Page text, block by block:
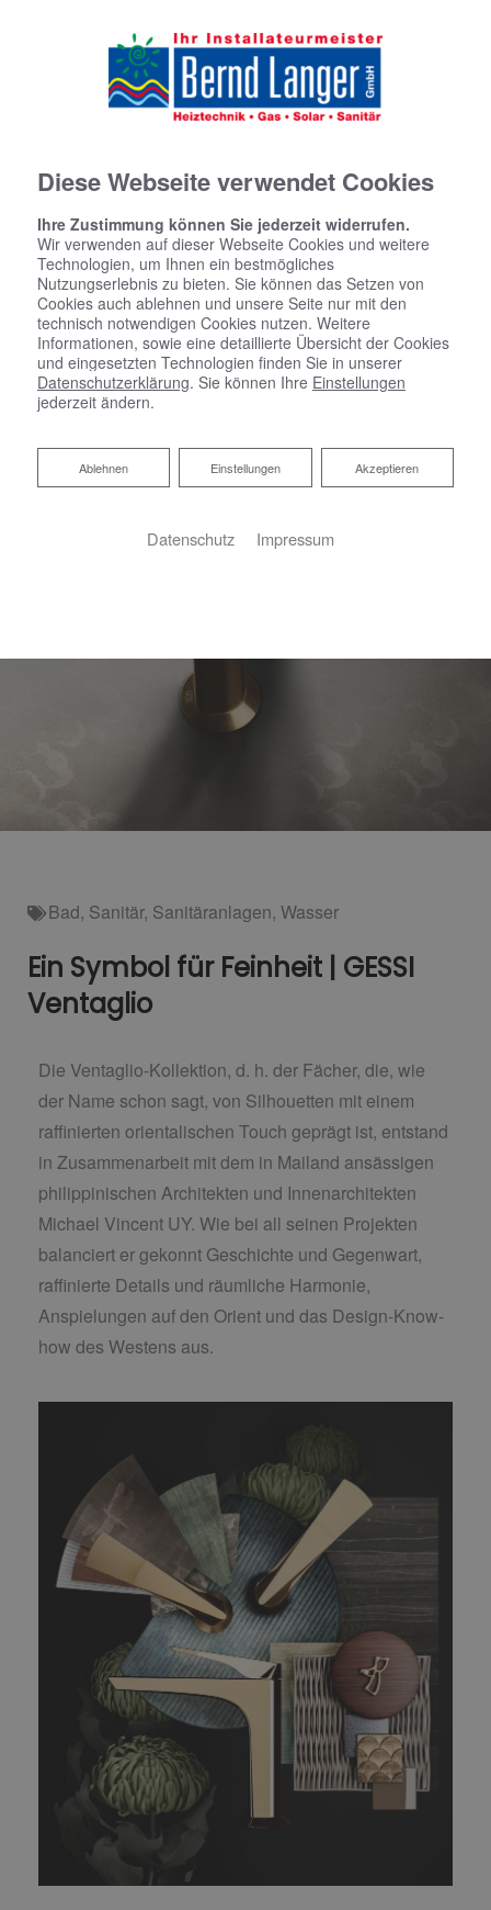
Bad, Sanitär, Sanitäranlagen, Wasser
Ein Symbol für Feinheit | GESSI
Ventaglio
Die Ventaglio-Kollektion, d. h. der Fächer, die, wie
der Name schon sagt, von Silhouetten mit einem
raffinierten orientalischen Touch geprägt ist, entstand
in Zusammenarbeit mit dem in Mailand ansässigen
philippinischen Architekten und Innenarchitekten
Michael Vincent UY. Wie bei all seinen Projekten
balanciert er gekonnt Geschichte und Gegenwart,
raffinierte Details und räumliche Harmonie,
Anspielungen auf den Orient und das Design-Know-
how des Westens aus.
Diese Webseite verwendet Cookies
Ihre Zustimmung können Sie jederzeit widerrufen.
Wir verwenden auf dieser Webseite Cookies und weitere
Technologien, um Ihnen ein bestmögliches
Nutzungserlebnis zu bieten. Sie können das Setzen von
Cookies auch ablehnen und unsere Seite nur mit den
technisch notwendigen Cookies nutzen. Weitere
Informationen, sowie eine detaillierte Übersicht der Cookies
und eingesetzten Technologien finden Sie in unserer
Datenschutzerklärung. Sie können Ihre Einstellungen
jederzeit ändern.
Akzeptieren
Einstellungen
Ablehnen
Ablehnen
Datenschutz Impressum